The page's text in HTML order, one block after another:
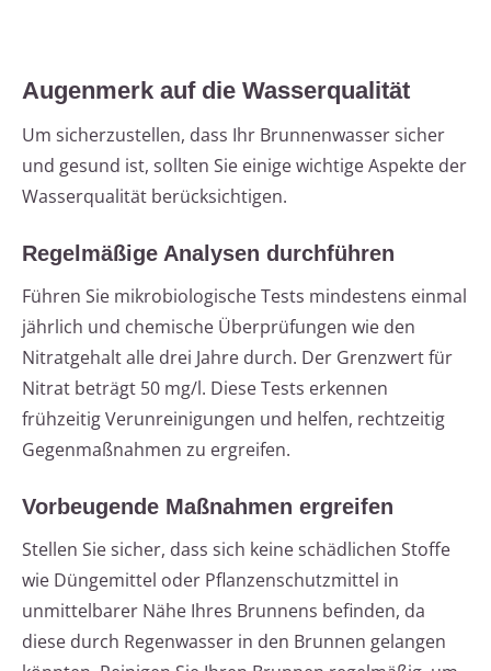
Augenmerk auf die Wasserqualität
Um sicherzustellen, dass Ihr Brunnenwasser sicher
und gesund ist, sollten Sie einige wichtige Aspekte der
Wasserqualität berücksichtigen.
Regelmäßige Analysen durchführen
Führen Sie mikrobiologische Tests mindestens einmal
jährlich und chemische Überprüfungen wie den
Nitratgehalt alle drei Jahre durch. Der Grenzwert für
Nitrat beträgt 50 mg/l. Diese Tests erkennen
frühzeitig Verunreinigungen und helfen, rechtzeitig
Gegenmaßnahmen zu ergreifen.
Vorbeugende Maßnahmen ergreifen
Stellen Sie sicher, dass sich keine schädlichen Stoffe
wie Düngemittel oder Pflanzenschutzmittel in
unmittelbarer Nähe Ihres Brunnens befinden, da
diese durch Regenwasser in den Brunnen gelangen